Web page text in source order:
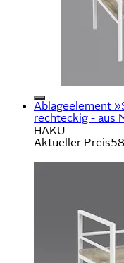
Ablageelement
rechteckig - aus
HAKU
Aktueller Preis